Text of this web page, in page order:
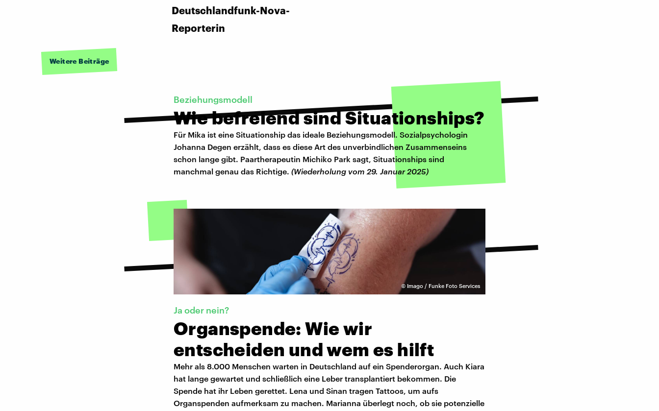
Deutschlandfunk-Nova-
Reporterin
Weitere Beiträge
Beziehungsmodell
Wie befreiend sind Situationships?
Für Mika ist eine Situationship das ideale Beziehungsmodell. Sozialpsychologin
Johanna Degen erzählt, dass es diese Art des unverbindlichen Zusammenseins
schon lange gibt. Paartherapeutin Michiko Park sagt, Situationships sind
manchmal genau das Richtige. (Wiederholung vom 29. Januar 2025)
© Imago / Funke Foto Services
Ja oder nein?
Organspende: Wie wir
entscheiden und wem es hilft
Mehr als 8.000 Menschen warten in Deutschland auf ein Spenderorgan. Auch Kiara
hat lange gewartet und schließlich eine Leber transplantiert bekommen. Die
Spende hat ihr Leben gerettet. Lena und Sinan tragen Tattoos, um aufs
Organspenden aufmerksam zu machen. Marianna überlegt noch, ob sie potenzielle